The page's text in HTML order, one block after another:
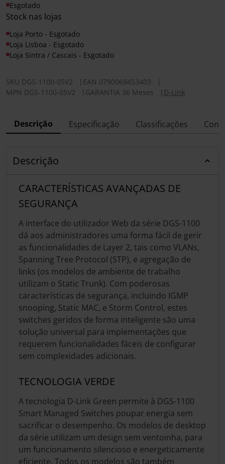
Esgotado
Stock nas lojas
Loja Porto - Esgotado
Loja Lisboa - Esgotado
Loja Sintra / Cascais - Esgotado
SKU DGS-1100-05V2 EAN 0790069453403
MPN DGS-1100-05V2 GARANTIA 36 Meses D-Link
Descrição Especificação Classificações
Descrição
CARACTERÍSTICAS AVANÇADAS DE
SEGURANÇA
A interface do utilizador Web da série DGS-1100
dá aos administradores uma forma fácil de gerir
as funcionalidades de Layer 2, tais como VLANs,
Spanning Tree Protocol (STP), e agregação de
links (os modelos de ambiente de trabalho
utilizam o Static Trunk). Com poderosas
características de segurança, incluindo IGMP
snooping, Static MAC, e Storm Control, estes
switches geridos de forma inteligente são uma
solução universal para implementações que
requerem funcionalidades fáceis de configurar
sem complexidades adicionais.
TECNOLOGIA VERDE
A tecnologia D-Link Green permite à DGS-1100
Smart Managed Switches poupar energia sem
sacrificar o desempenho. Os modelos de desktop
da série utilizam um design sem ventoinha, para
um funcionamento silencioso e energeticamente
eficiente. Todos os modelos são também